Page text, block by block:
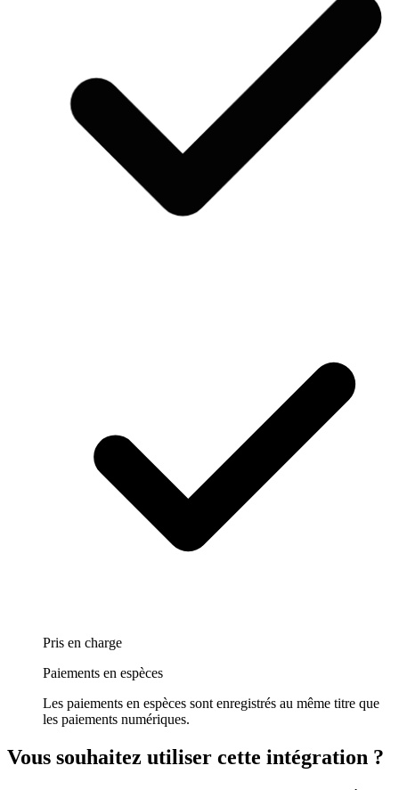
Pris en charge
Paiements en espèces
Les paiements en espèces sont enregistrés au même titre que
les paiements numériques.
Vous souhaitez utiliser cette intégration ?